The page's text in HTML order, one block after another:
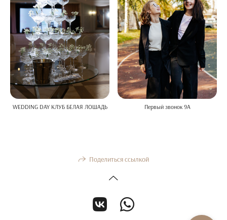
WEDDING DAY КЛУБ БЕЛАЯ ЛОШАДЬ Первый звонок 9А
Поделиться ссылкой